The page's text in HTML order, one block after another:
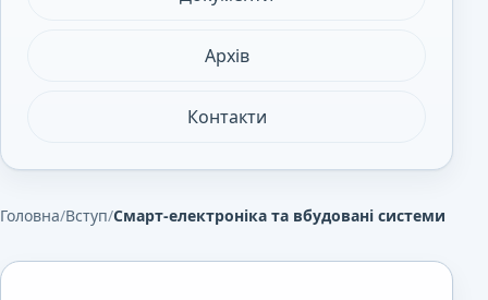
Архів
Контакти
Головна/Вступ/Смарт-електроніка та вбудовані системи